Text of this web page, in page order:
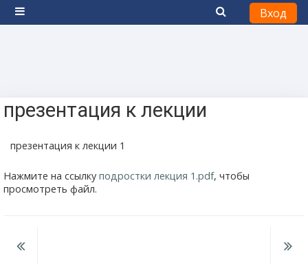
Боковая панель
Вход
презентация к лекции
презентация к лекции 1
Нажмите на ссылку подростки лекция 1.pdf, чтобы
просмотреть файл.